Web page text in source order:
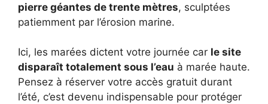
pierre géantes de trente mètres, sculptées
patiemment par l’érosion marine.
Ici, les marées dictent votre journée car le site
disparaît totalement sous l’eau à marée haute.
Pensez à réserver votre accès gratuit durant
l’été, c’est devenu indispensable pour protéger